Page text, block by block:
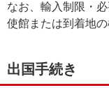
なお、輸入制限・
使館または到着地
出国手続き